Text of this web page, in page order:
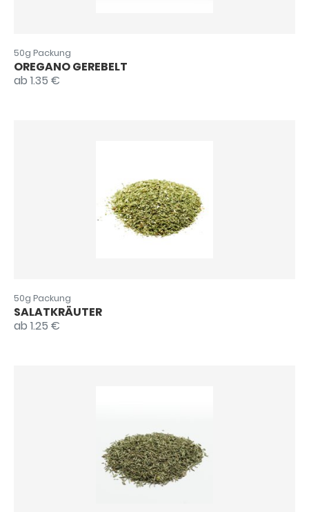
50g Packung
OREGANO GEREBELT
ab 1.35 €
50g Packung
SALATKRÄUTER
ab 1.25 €